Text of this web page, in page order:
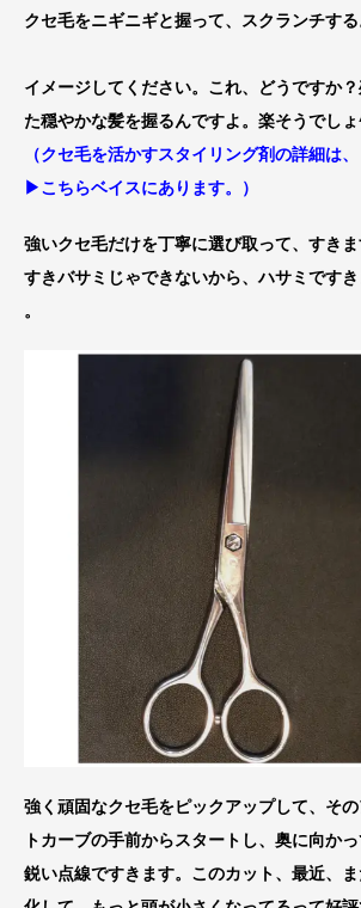
クセ毛をニギニギと握って、スクランチする
イメージしてください。これ、どうですか
た穏やかな髪を握るんですよ。楽そうでし
（クセ毛を活かすスタイリング剤の詳細は、
▶︎こちらベイスにあります。
）
強いクセ毛だけを丁寧に選び取って、すきま
すきバサミじゃできないから、ハサミです
。
強く頑固なクセ毛をピックアップして、その
トカーブの手前からスタートし、奥に向かっ
鋭い点線ですきます。このカット、最近、